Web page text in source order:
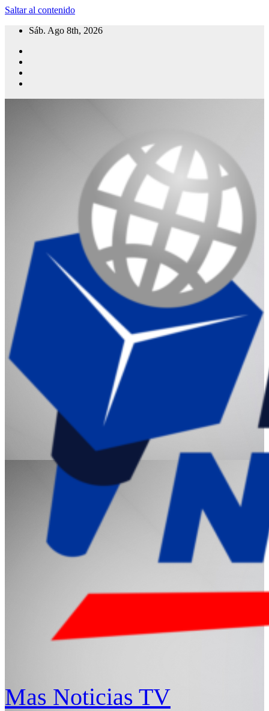
Saltar al contenido
Sáb. Ago 8th, 2026
Mas Noticias TV